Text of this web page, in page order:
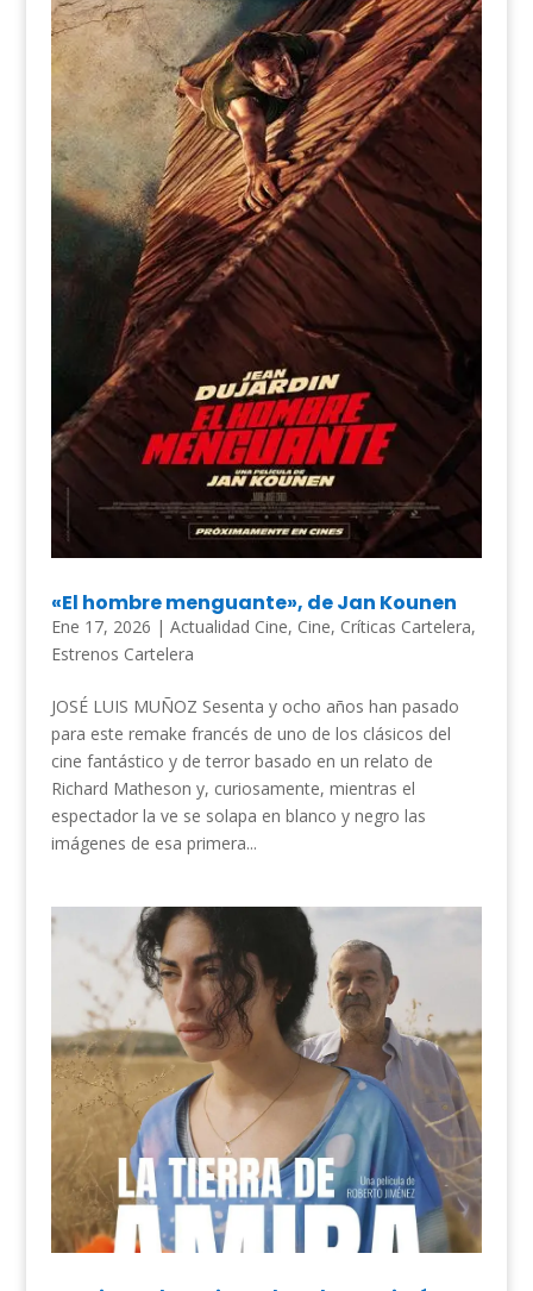
«El hombre menguante», de Jan Kounen
Ene 17, 2026 | Actualidad Cine, Cine, Críticas Cartelera,
Estrenos Cartelera
JOSÉ LUIS MUÑOZ Sesenta y ocho años han pasado
para este remake francés de uno de los clásicos del
cine fantástico y de terror basado en un relato de
Richard Matheson y, curiosamente, mientras el
espectador la ve se solapa en blanco y negro las
imágenes de esa primera...